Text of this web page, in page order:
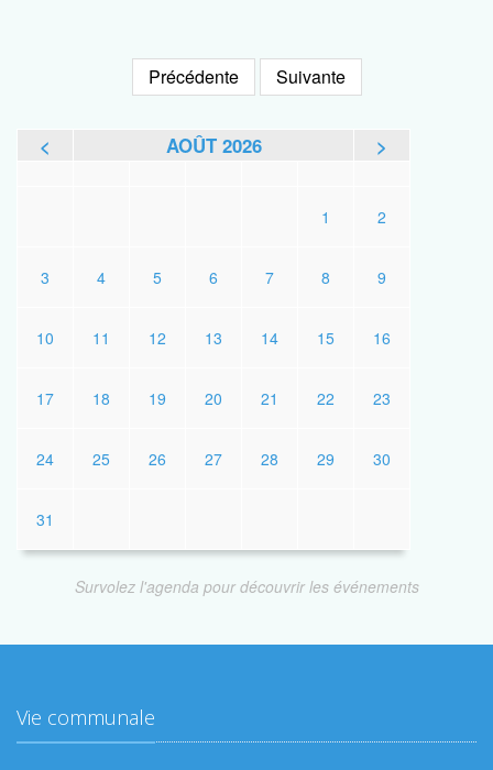
Précédente Suivante
< AOÛT 2026 >
1
2
3 4 5 6 7 8 9
10 11 12 13 14 15 16
17 18 19 20 21 22 23
24 25 26 27 28 29 30
31
Survolez l'agenda pour découvrir les événements
Vie communale